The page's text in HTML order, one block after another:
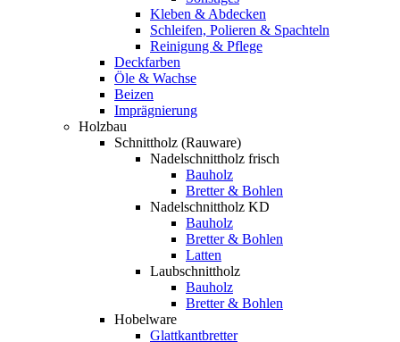
Kleben & Abdecken
Schleifen, Polieren & Spachteln
Reinigung & Pflege
Deckfarben
Öle & Wachse
Beizen
Imprägnierung
Holzbau
Schnittholz (Rauware)
Nadelschnittholz frisch
Bauholz
Bretter & Bohlen
Nadelschnittholz KD
Bauholz
Bretter & Bohlen
Latten
Laubschnittholz
Bauholz
Bretter & Bohlen
Hobelware
Glattkantbretter